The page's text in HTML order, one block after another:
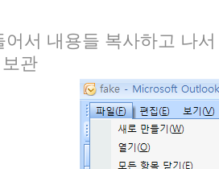
어서 내용들 복사하고 나서
관